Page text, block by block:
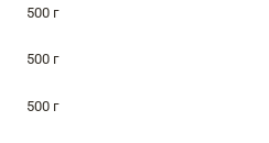
500 г
500 г
500 г